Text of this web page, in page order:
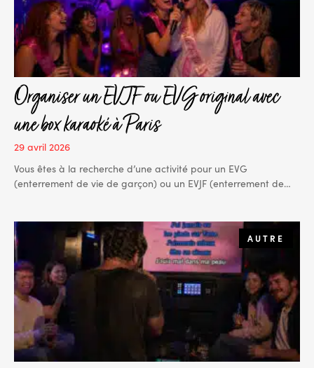
Organiser un EVJF ou EVG original avec
une box karaoké à Paris
29 avril 2026
Vous êtes à la recherche d’une activité pour un EVG
(enterrement de vie de garçon) ou un EVJF (enterrement de…
AUTRE